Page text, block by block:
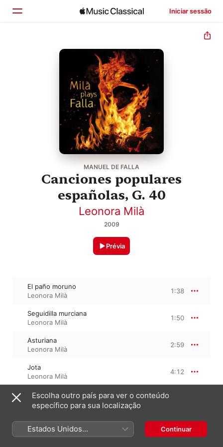
Iniciar sessão
MANUEL DE FALLA
Canciones populares
españolas, G. 40
Leonora Milà
2009
Prévia
El paño moruno
Leonora Milà
1:38
Seguidilla murciana
Leonora Milà
1:50
Asturiana
Leonora Milà
2:59
Jota
Leonora Milà
4:12
Nana
Leonora Milà
Canción
Leonora Milà
1:20
Escolha outro país para ver o conteúdo
específico para sua localização
Estados Unidos
(Português Brasil)
Continuar